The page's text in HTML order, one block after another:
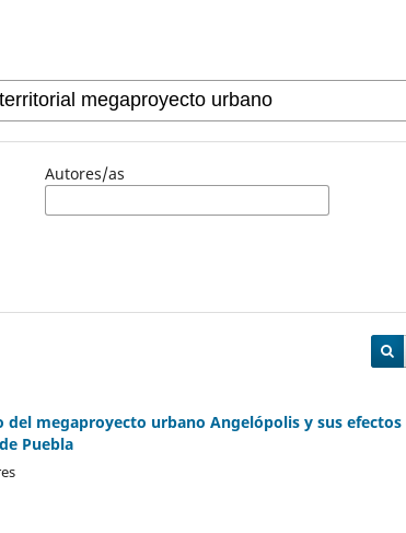
Autores/as
del megaproyecto urbano Angelópolis y sus efectos
Puebla